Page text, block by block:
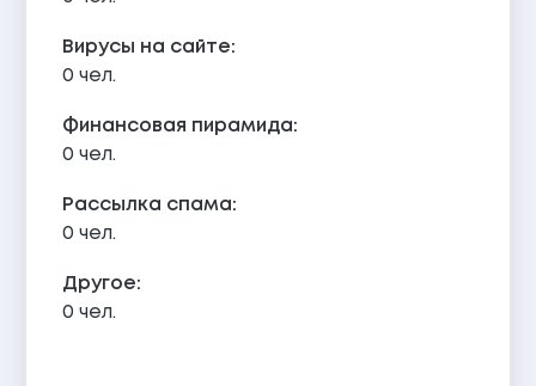
Вирусы на сайте:
0 чел.
Финансовая пирамида:
0 чел.
Рассылка спама:
0 чел.
Другое:
0 чел.